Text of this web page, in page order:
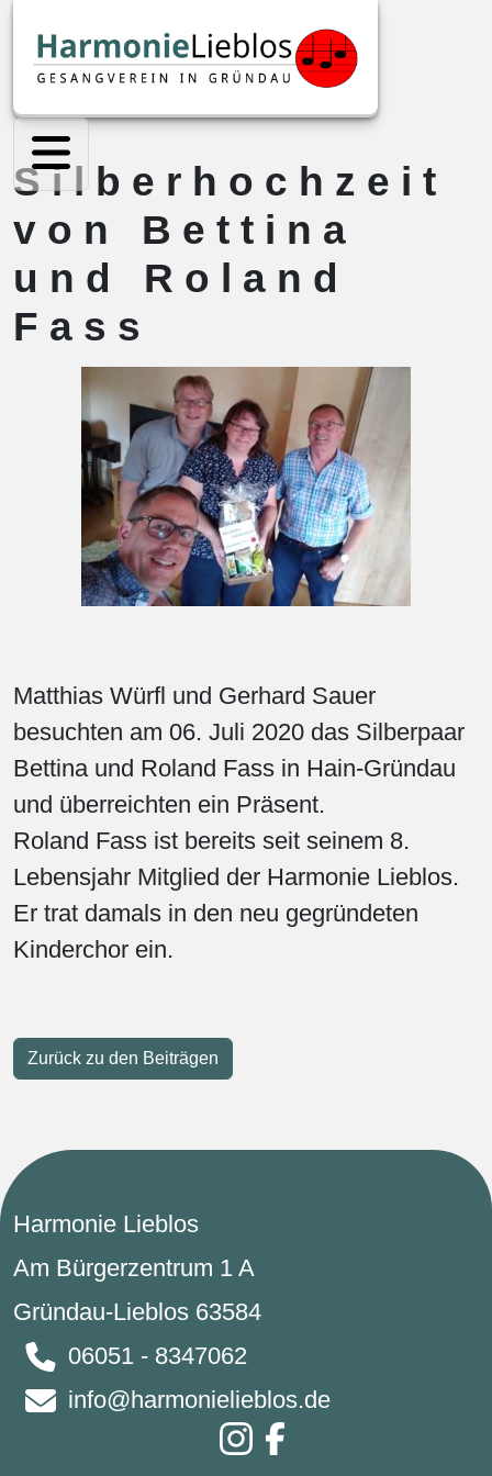
Silberhochzeit
von Bettina
und Roland
Fass
Matthias Würfl und Gerhard Sauer
besuchten am 06. Juli 2020 das Silberpaar
Bettina und Roland Fass in Hain-Gründau
und überreichten ein Präsent.
Roland Fass ist bereits seit seinem 8.
Lebensjahr Mitglied der Harmonie Lieblos.
Er trat damals in den neu gegründeten
Kinderchor ein.
Zurück zu den Beiträgen
Harmonie Lieblos
Am Bürgerzentrum 1 A
Gründau-Lieblos 63584
06051 - 8347062
info@harmonielieblos.de